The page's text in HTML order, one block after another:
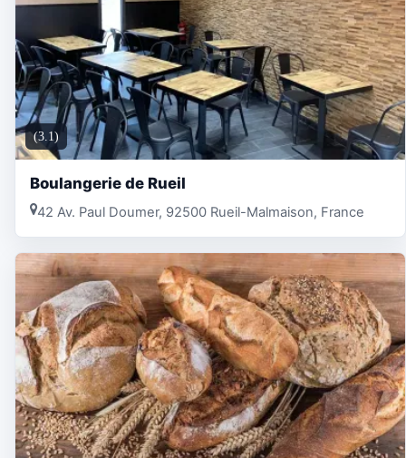
(3.1)
Boulangerie de Rueil
42 Av. Paul Doumer, 92500 Rueil-Malmaison, France